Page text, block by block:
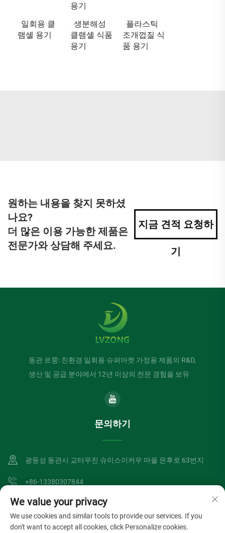
용기
일회용 클
램셸 용기
생분해성
클램셸 식품
용기
플라스틱
조개껍질 식
품 용기
원하는 내용을 찾지 못하셨
나요?
더 많은 이용 가능한 제품은
전문가와 상담해 주세요.
지금 견적 요청하
기
동관 르쭝: 친환경 일회용 슈퍼마켓 가정용 제품의 R&D,
생산 및 공급 분야에서 12년 이상의 전문 경험을 보유
문의하기
광둥성 동관시 교터우진 슈이스이커우 마을 은후로 63번지
+86-13380307844
[email protected]
We value your privacy
We use cookies and similar tools to provide our services. If you
don't want to accept all cookies, click Personalize cookies.